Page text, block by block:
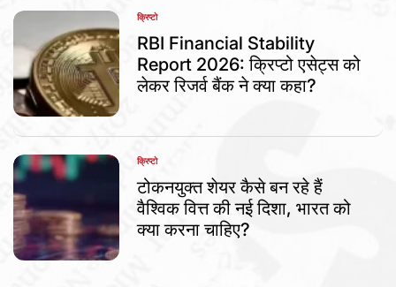
POSTED
IN
क्रिप्टो
RBI Financial Stability
Report 2026: क्रिप्टो एसेट्स को
लेकर रिजर्व बैंक ने क्या कहा?
POSTED
IN
क्रिप्टो
टोकनयुक्त शेयर कैसे बन रहे हैं
वैश्विक वित्त की नई दिशा, भारत को
क्या करना चाहिए?